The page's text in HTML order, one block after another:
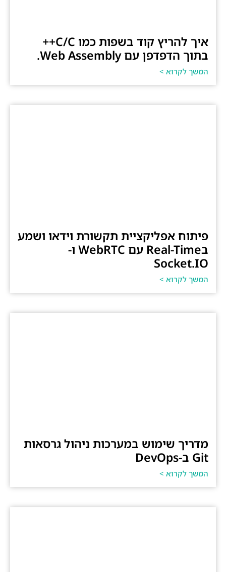
איך להריץ קוד בשפות כמו C/C++
בתוך הדפדפן עם Web Assembly.
המשך לקרוא >
פיתוח אפליקציית תקשורת וידאו ושמע
בReal-Time עם WebRTC ו-
Socket.IO
המשך לקרוא >
מדריך שימוש במערכות ניהול גרסאות
Git ב-DevOps
המשך לקרוא >